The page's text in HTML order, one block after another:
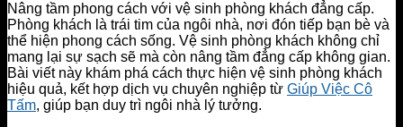
Nâng tầm phong cách với vệ sinh phòng khách đẳng cấp.
Phòng khách là trái tim của ngôi nhà, nơi đón tiếp bạn bè và
thể hiện phong cách sống. Vệ sinh phòng khách không chỉ
mang lại sự sạch sẽ mà còn nâng tầm đẳng cấp không gian.
Bài viết này khám phá cách thực hiện vệ sinh phòng khách
hiệu quả, kết hợp dịch vụ chuyên nghiệp từ Giúp Việc Cô
Tấm, giúp bạn duy trì ngôi nhà lý tưởng.